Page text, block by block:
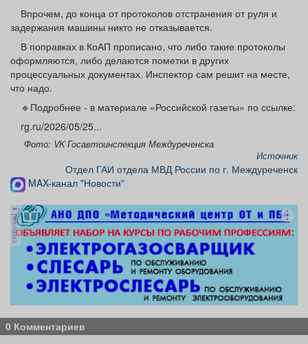
Впрочем, до конца от протоколов отстранения от руля и
задержания машины никто не отказывается.
В поправках в КоАП прописано, что либо такие протоколы
оформляются, либо делаются пометки в других
процессуальных документах. Инспектор сам решит на месте,
что надо.
🔹Подробнее - в материале «Российской газеты» по ссылке:
rg.ru/2026/05/25...
Фото: VK Госавтоинспекция Междуреченска
Источник
Отдел ГАИ отдела МВД России по г. Междуреченск
MAX-канал "Новости"
реклама
0 Комментариев